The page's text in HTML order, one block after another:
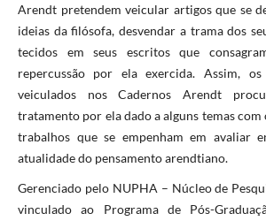
Arendt pretendem veicular artigos que se
ideias da filósofa, desvendar a trama dos
tecidos em seus escritos que
repercussão por ela exercida. Assim,
veiculados nos Cadernos Arendt
tratamento por ela dado a alguns temas
trabalhos que se empenham em avaliar
atualidade do pensamento arendtiano.
Gerenciado pelo NUPHA – Núcleo de
vinculado ao Programa de Pós-